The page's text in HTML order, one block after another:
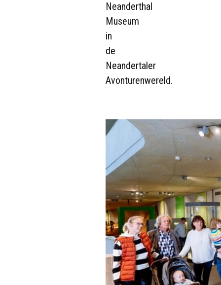
Neanderthal
Museum
in
de
Neandertaler
Avonturenwereld.